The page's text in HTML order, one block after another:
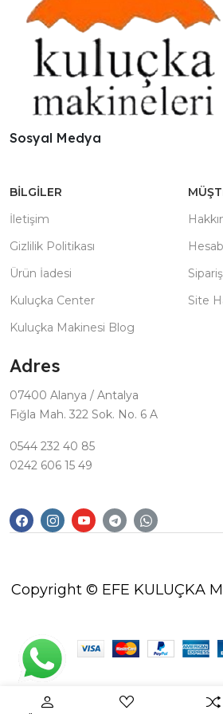
Sosyal Medya
BILGILER
İletişim
Gizlilik Politikası
Ürün İadesi
Kuluçka Center
Kuluçka Makinesi Blog
Site
Adres
07400 Alanya / Antalya
Fığla Mah. 322 Sok. No. 6 A
0544 232 40 85
0242 606 15 49
Copyright © EFE KULUÇKA